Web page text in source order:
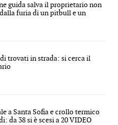
guida salva il proprietario non
furia di un pitbull e un
trovati in strada: si cerca il
a Santa Sofia e crollo termico
da 38 si è scesi a 20 VIDEO